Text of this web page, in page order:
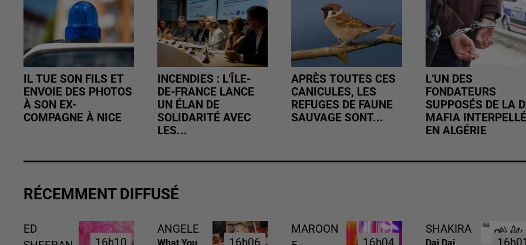
IL TUE SON FILS ET
ENVOIE DES PHOTOS
À SON EX-
COMPAGNE À NICE
INCENDIES : L’ÎLE-
DE-FRANCE LANCE
UN ÉLAN DE
SOLIDARITÉ AVEC
LES...
APRÈS TOUTES CES
CANICULES, LES
REFUGES DE FAUNE
SAUVAGE SONT...
L’UN DES
FONDATEURS
SUPPOSÉS DE LA
MAFIA INTERPELLÉ
EN ALGÉRIE
RÉCEMMENT DIFFUSÉ
ED
ANGELE
MAROON
SHAKIRA